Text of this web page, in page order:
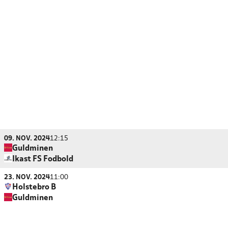
09. NOV. 202412:15
Guldminen
Ikast FS Fodbold
23. NOV. 202411:00
Holstebro B
Guldminen